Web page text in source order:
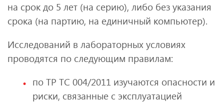
на срок до 5 лет (на серию), либо без указания
срока (на партию, на единичный компьютер).
Исследований в лабораторных условиях
проводятся по следующим правилам:
по ТР ТС 004/2011 изучаются опасности и
риски, связанные с эксплуатацией